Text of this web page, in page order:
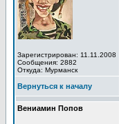
Зарегистрирован: 11.11.2008
Сообщения: 2882
Откуда: Мурманск
Вернуться к началу
Вениамин Попов